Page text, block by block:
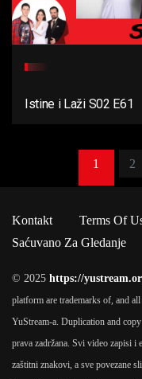
Istine i Laži S02 E61
1 2
Kontakt Terms Of
Saćuvano Za Gledanje
© 2025 https://
platform are trademarks of, and
YuStream-a. Duplication and
prava zadržana. Svi video zapisi i
zaštitni znakovi, a sve povezane